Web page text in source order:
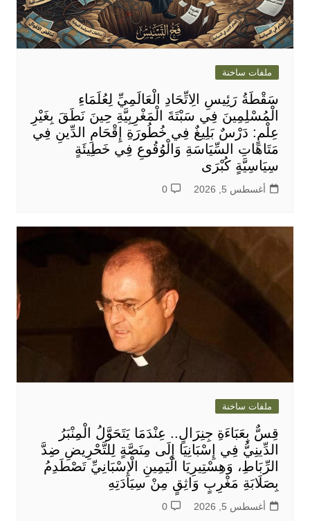
ملفات ساخنة
سَقْطَةُ رَئِيسِ الِاتِّحَادِ الْعَالَمِيِّ لِعُلَمَاءِ
الْمُسْلِمِينَ فِي سَبْتَةَ الْمَغْرِبِيَّةِ حِينَ نَطَقَ بِغَيْرِ
عِلْمٍ: دَرْسٌ بَلِيغٌ فِي خُطُورَةِ إِقْحَامِ الدِّينِ فِي
مَتَاهَاتِ السِّيَاسَةِ وَالْوُقُوعِ فِي خَطِيئَةٍ
سِيَاسِيَّةٍ كُبْرَى
أغسطس 5, 2026 0
ملفات ساخنة
قِسٌّ بِعَبَاءَةِ جِنِرَالٍ.. عِنْدَمَا يَتَحَوَّلُ الْمِنْبَرُ
الدِّينِيُّ فِي إِسْبَانِيَا إِلَى مِنَصَّةٍ لِلتَّحْرِيضِ ضِدَّ
الرِّبَاطِ، وَهِسْتِيرِيَا الْيَمِينِ الْإِسْبَانِيِّ تَصْطَدِمُ
بِصَلَابَةِ مَغْرِبٍ وَاثِقٍ مِنْ سِيَادَتِهِ
أغسطس 5, 2026 0